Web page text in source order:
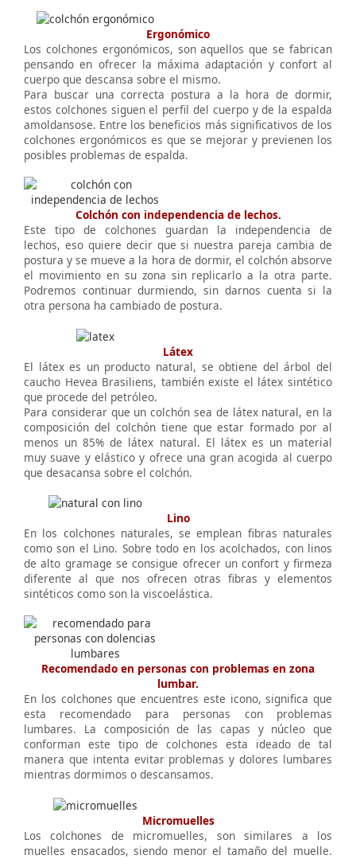
Ergonómico
Los colchones ergonómicos, son aquellos que se fabrican
pensando en ofrecer la máxima adaptación y confort al
cuerpo que descansa sobre el mismo.
Para buscar una correcta postura a la hora de dormir,
estos colchones siguen el perfil del cuerpo y de la espalda
amoldansose. Entre los beneficios más significativos de los
colchones ergonómicos es que se mejorar y previenen los
posibles problemas de espalda.
Colchón con independencia de lechos.
Este tipo de colchones guardan la independencia de
lechos, eso quiere decir que si nuestra pareja cambia de
postura y se mueve a la hora de dormir, el colchón absorve
el movimiento en su zona sin replicarlo a la otra parte.
Podremos continuar durmiendo, sin darnos cuenta si la
otra persona ha cambiado de postura.
Látex
El látex es un producto natural, se obtiene del árbol del
caucho Hevea Brasiliens, también existe el látex sintético
que procede del petróleo.
Para considerar que un colchón sea de látex natural, en la
composición del colchón tiene que estar formado por al
menos un 85% de látex natural. El látex es un material
muy suave y elástico y ofrece una gran acogida al cuerpo
que desacansa sobre el colchón.
Lino
En los colchones naturales, se emplean fibras naturales
como son el Lino. Sobre todo en los acolchados, con linos
de alto gramage se consigue ofrecer un confort y firmeza
diferente al que nos ofrecen otras fibras y elementos
sintéticos como son la viscoelástica.
Recomendado en personas con problemas en zona
lumbar.
En los colchones que encuentres este icono, significa que
esta recomendado para personas con problemas
lumbares. La composición de las capas y núcleo que
conforman este tipo de colchones esta ideado de tal
manera que intenta evitar problemas y dolores lumbares
mientras dormimos o descansamos.
Micromuelles
Los colchones de micromuelles, son similares a los
muelles ensacados, siendo menor el tamaño del muelle.